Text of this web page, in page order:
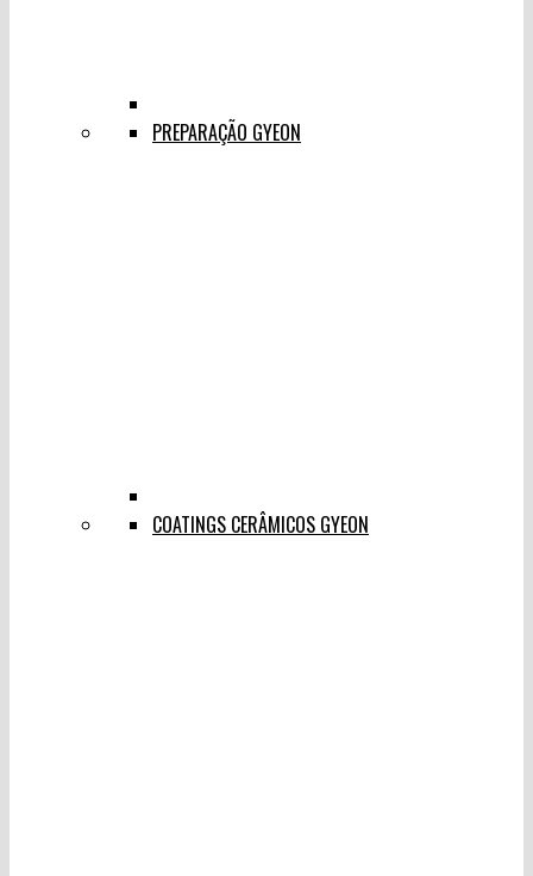
PREPARAÇÃO GYEON
COATINGS CERÂMICOS GYEON